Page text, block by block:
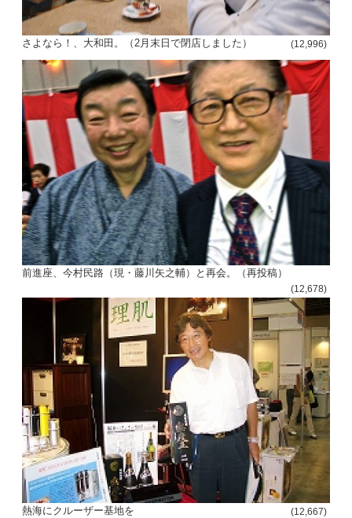
さよなら！、大和田。（2月末日で閉店しました） (12,996)
前進座、今村民路（現・藤川矢之輔）と再会。（再投稿）
(12,678)
熱海にクルーザー基地を (12,667)